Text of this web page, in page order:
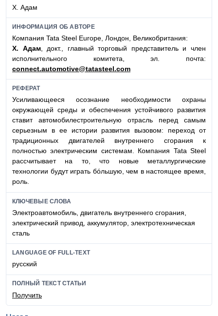
Х. Адам
ИНФОРМАЦИЯ ОБ АВТОРЕ
Компания Tata Steel Europе, Лондон, Великобритания:
Х. Адам, докт.,
главный торговый представитель и член
исполнительного комитета, эл. почта:
connect.automotive@tatasteel.com
РЕФЕРАТ
Усиливающееся осознание необходимости охраны
окружающей среды и обеспечения устойчивого развития
ставит автомобилестроительную отрасль перед самым
серьезным в ее истории развития вызовом: переход от
традиционных двигателей внутреннего сгорания к
полностью электрическим системам. Компания Tata Steel
рассчитывает на то, что новые металлургические
технологии будут играть бóльшую, чем в настоящее время,
роль.
КЛЮЧЕВЫЕ СЛОВА
Электроавтомобиль, двигатель внутреннего сгорания,
электрический привод, аккумулятор, электротехническая
сталь
LANGUAGE OF FULL-TEXT
русский
ПОЛНЫЙ ТЕКСТ СТАТЬИ
Получить